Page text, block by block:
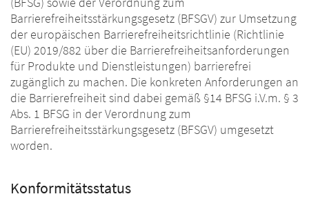
Barrierefreiheitsstärkungsgesetz (BFSGV) zur Umsetzung
der europäischen Barrierefreiheitsrichtlinie (Richtlinie
(EU) 2019/882 über die Barrierefreiheitsanforderungen
für Produkte und Dienstleistungen) barrierefrei
zugänglich zu machen. Die konkreten Anforderungen an
die Barrierefreiheit sind dabei gemäß §14 BFSG i.V.m. § 3
Abs. 1 BFSG in der Verordnung zum
Barrierefreiheitsstärkungsgesetz (BFSGV) umgesetzt
worden.
Konformitätsstatus